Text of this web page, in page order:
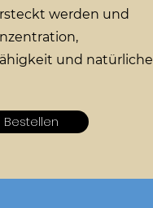
werden und
und natürliche
Bestellen